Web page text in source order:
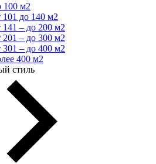
100 м2
101 до 140 м2
141 – до 200 м2
201 – до 300 м2
301 – до 400 м2
400 м2
стиль